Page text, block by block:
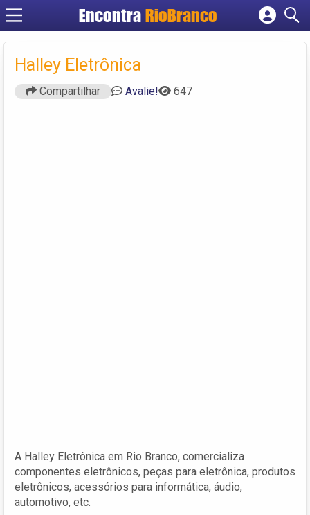
Encontra RioBranco
Cadastrar empresa
Halley Eletrônica
Compartilhar Avalie! 647
A Halley Eletrônica em Rio Branco, comercializa
componentes eletrônicos, peças para eletrônica, produtos
eletrônicos, acessórios para informática, áudio,
automotivo, etc.